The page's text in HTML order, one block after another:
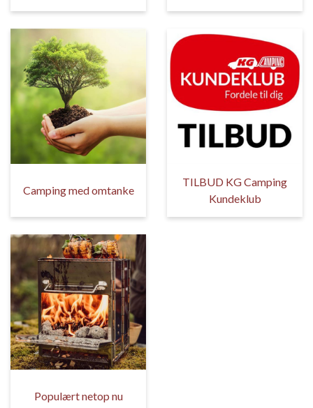
Camping med omtanke
TILBUD KG Camping
Kundeklub
Populært netop nu